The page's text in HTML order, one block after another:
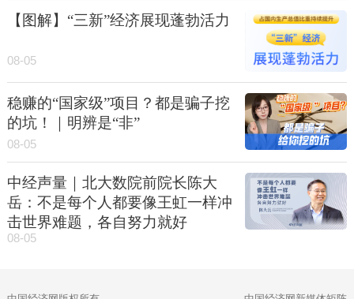
【图解】“三新”经济展现蓬勃活力
08-05
稳赚的“国家级”项目？都是骗子挖
的坑！｜明辨是“非”
08-05
中经声量｜北大数院前院长陈大
岳：不是每个人都要像王虹一样冲
击世界难题，各自努力就好
08-05